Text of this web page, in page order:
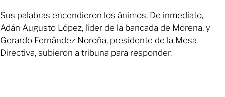
Sus palabras encendieron los ánimos. De inmediato,
Adán Augusto López, líder de la bancada de Morena, y
Gerardo Fernández Noroña, presidente de la Mesa
Directiva, subieron a tribuna para responder.